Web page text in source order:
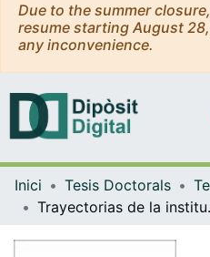
Due to the summer
resume starting August
any inconvenience.
Inici Tesis Doctorals
Trayectorias de